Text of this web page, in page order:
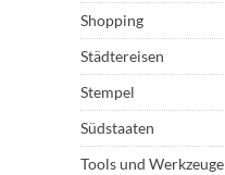
Shopping
Städtereisen
Stempel
Südstaaten
Tools und Werkzeuge